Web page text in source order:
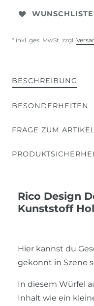
WUNSCHLISTE
* inkl. ges. MwSt. zzgl.
BESCHREIBUNG
BESONDERHEITEN
FRAGE ZUM
Rico Design
Kunststoff
Hier kannst du
gekonnt in Szene
In diesem Würfel
Inhalt wie ein